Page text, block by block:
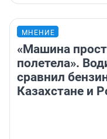
МНЕНИЕ
«Машина
полетела».
сравнил
Казахстане и